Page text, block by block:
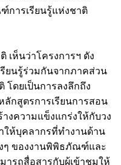
ยนรู้ร่วมกันจากภาคส่วน
โดยเป็นการลงลึกถึง
กสูตรการเรียนการสอน
งความแข็งแกร่งให้กับวง
ห้บุคลากรที่ทำงานด้าน
ๆ ของงานพิพิธภัณฑ์และ
รถสื่อสารกับผู้เข้าชมให้
ความแปลกใหม่ในการ